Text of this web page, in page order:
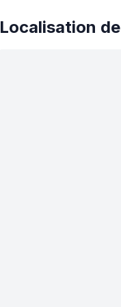
Localisation de